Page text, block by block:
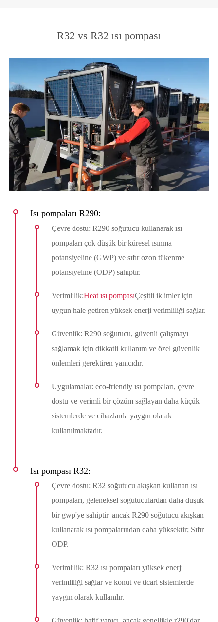
R32 vs R32 ısı pompası
Isı pompaları R290:
Çevre dostu: R290 soğutucu kullanarak ısı
pompaları çok düşük bir küresel ısınma
potansiyeline (GWP) ve sıfır ozon tükenme
potansiyeline (ODP) sahiptir.
Verimlilik:Heat ısı pompasıÇeşitli iklimler için
uygun hale getiren yüksek enerji verimliliği sağlar.
Güvenlik: R290 soğutucu, güvenli çalışmayı
sağlamak için dikkatli kullanım ve özel güvenlik
önlemleri gerektiren yanıcıdır.
Uygulamalar: eco-friendly ısı pompaları, çevre
dostu ve verimli bir çözüm sağlayan daha küçük
sistemlerde ve cihazlarda yaygın olarak
kullanılmaktadır.
Isı pompası R32:
Çevre dostu: R32 soğutucu akışkan kullanan ısı
pompaları, geleneksel soğutuculardan daha düşük
bir gwp'ye sahiptir, ancak R290 soğutucu akışkan
kullanarak ısı pompalarından daha yüksektir; Sıfır
ODP.
Verimlilik: R32 ısı pompaları yüksek enerji
verimliliği sağlar ve konut ve ticari sistemlerde
yaygın olarak kullanılır.
Güvenlik: hafif yanıcı, ancak genellikle r290'dan